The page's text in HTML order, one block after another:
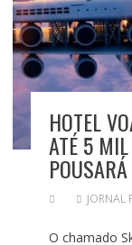
HOTEL
ATÉ 5
POUSARÁ
JORNAL
O chamado